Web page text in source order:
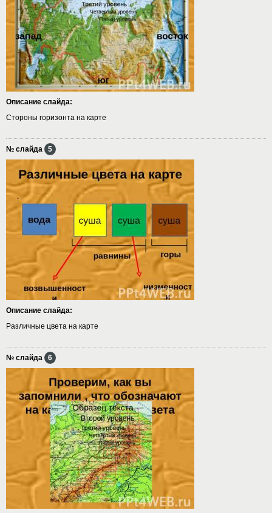
Описание слайда:
Стороны горизонта на карте
№ слайда 5
Описание слайда:
Различные цвета на карте
№ слайда 6